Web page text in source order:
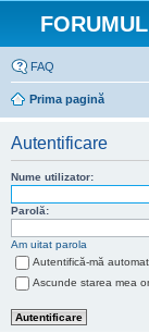
FAQ
Prima pagină
Autentificare
Nume utilizator:
Parolă:
Am uitat parola
Autentifică-mă
Ascunde starea mea